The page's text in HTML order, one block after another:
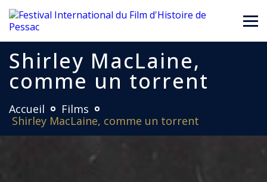
Shirley MacLaine,
comme un torrent
Accueil
Films
Shirley MacLaine, comme un torrent